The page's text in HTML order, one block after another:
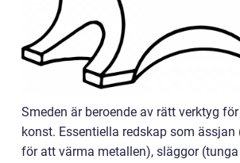
Smeden är beroende av rätt verktyg
konst. Essentiella redskap som ässjan
för att värma metallen), släggor